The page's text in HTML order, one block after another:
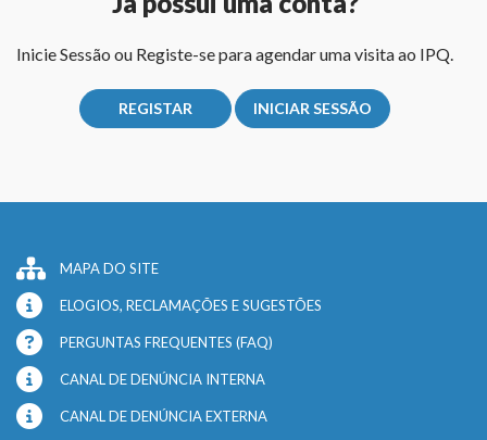
Inicie Sessão ou Registe-se para agendar uma visita ao IPQ.
REGISTAR INICIAR SESSÃO
MAPA DO SITE
ELOGIOS, RECLAMAÇÕES E SUGESTÕES
PERGUNTAS FREQUENTES (FAQ)
CANAL DE DENÚNCIA INTERNA
CANAL DE DENÚNCIA EXTERNA